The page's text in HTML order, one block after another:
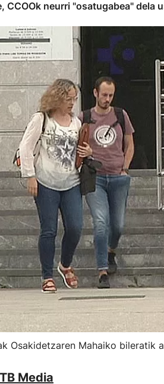
CCOOk neurri "osatugabea"
Osakidetzaren Mahaiko bileratik
Media